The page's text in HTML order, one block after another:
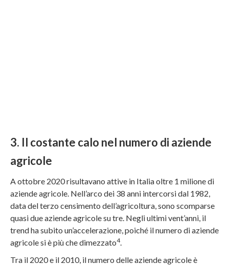
3. Il costante calo nel numero di aziende
agricole
A ottobre 2020 risultavano attive in Italia oltre 1 milione di
aziende agricole. Nell’arco dei 38 anni intercorsi dal 1982,
data del terzo censimento dell’agricoltura, sono scomparse
quasi due aziende agricole su tre. Negli ultimi vent’anni, il
trend ha subito un’accelerazione, poiché il numero di aziende
agricole si è più che dimezzato4.
Tra il 2020 e il 2010, il numero delle aziende agricole è